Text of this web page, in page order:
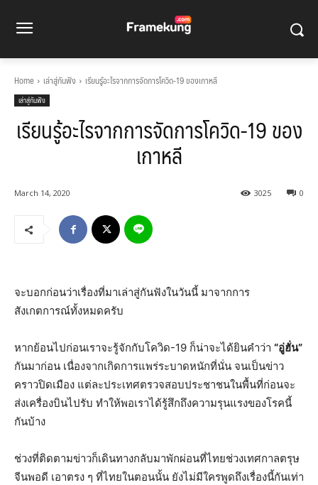
Home เล่าสู่กันฟัง เรียนรู้อะไรจากการจัดการโควิด-19 ของเกาหลี
เล่าสู่กันฟัง
เรียนรู้อะไรจากการจัดการโควิด-19 ของ
เกาหลี
March 14, 2020 0
3025
จะบอกก่อนว่าเรื่องที่มาเล่าสู่กันฟังในวันนี้ มาจากการ
สังเกตการณ์ทั้งหมดครับ
หากย้อนไปก่อนเราจะรู้จักกับโควิด-19 ก็น่าจะได้ยินคำว่า “อู่ฮั่น”
กันมาก่อน เนื่องจากเกิดการแพร่ระบาดหนักที่นั่น จนเป็นข่าว
คราวปิดเมือง แต่ละประเทศตรวจสอบประชาชนในพื้นที่ก่อนจะ
ส่งเครื่องบินไปรับ ทำให้พอเราได้รู้สึกถึงความรุนแรงของโรคนี้
กันบ้าง
ช่วงที่ติดตามข่าวก็เดินทางกลับมาพักผ่อนที่ไทยช่วงเทศกาลตรุษ
จีนพอดี เอาตรง ๆ ที่ไทยในตอนนั้น ยังไม่มีใครพูดถึงเรื่องนี้กันเท่า